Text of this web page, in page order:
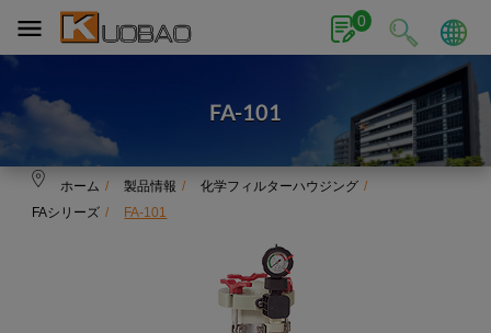
0
FA-101
ホーム 製品情報
化学フィルターハウジング
FAシリーズ
FA-101
クッキー利用の管理について